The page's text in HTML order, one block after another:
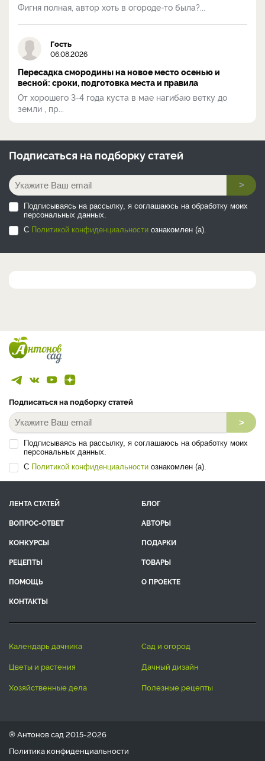
Фигня полная, автор хоть в огороде-то была?...
Гость
06.08.2026
Пересадка смородины на новое место осенью и
весной: сроки, подготовка места и правила
От хорошего 3-4 года куста в мае нагибаю ветку до
земли , пр...
Подписаться на подборку статей
>
Подписываясь на рассылку, я соглашаюсь на обработку моих
персональных данных.
С Политикой конфиденциальности ознакомлен (а).
Подписаться на подборку статей
>
Подписываясь на рассылку, я соглашаюсь на обработку моих
персональных данных.
С Политикой конфиденциальности ознакомлен (а).
ЛЕНТА СТАТЕЙ
БЛОГ
ВОПРОС-ОТВЕТ
АВТОРЫ
КОНКУРСЫ
ПОДАРКИ
РЕЦЕПТЫ
ТОВАРЫ
ПОМОЩЬ
О ПРОЕКТЕ
КОНТАКТЫ
календарь дачника
сад и огород
цветы и растения
дачный дизайн
хозяйственные дела
полезные рецепты
® Антонов сад 2015-2026
Политика конфиденциальности